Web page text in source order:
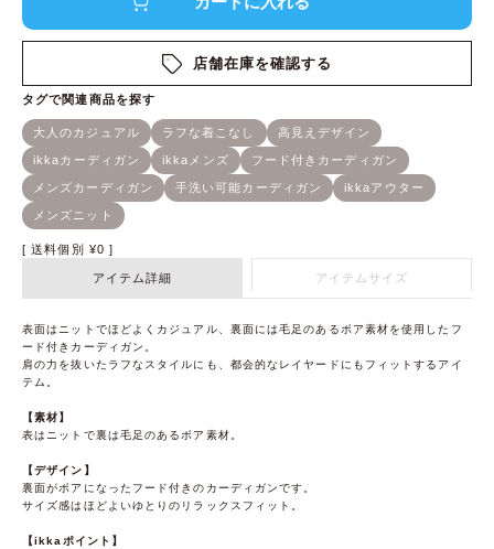
店舗在庫を確認する
送料個別 ¥0
アイテム詳細 アイテムサイズ
表面はニットでほどよくカジュアル、裏面には毛足のあるボア素材を使用したフ
ード付きカーディガン。
肩の力を抜いたラフなスタイルにも、都会的なレイヤードにもフィットするアイ
テム。
【素材】
表はニットで裏は毛足のあるボア素材。
【デザイン】
裏面がボアになったフード付きのカーディガンです。
サイズ感はほどよいゆとりのリラックスフィット。
【ikkaポイント】